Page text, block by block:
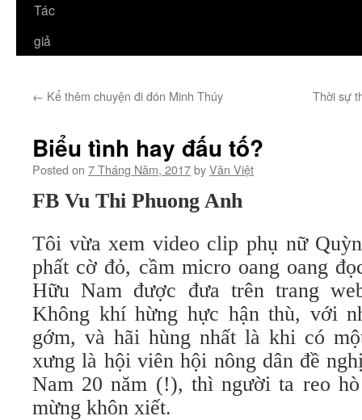
Tác
giả
← Kể thêm chuyện đi đón Minh Thúy Thời sự
Biểu tình hay đấu tố?
Posted on 7 Tháng Năm, 2017byVăn Việt
FB Vu Thi Phuong Anh
Tôi vừa xem video clip phụ nữ
phất cờ đỏ, cầm micro oang oang
Hữu Nam được đưa trên trang
Không khí hừng hực hận thù, với
gớm, và hãi hùng nhất là khi có
xưng là hội viên hội nông dân đề
Nam 20 năm (!), thì người ta reo
mừng khôn xiết.